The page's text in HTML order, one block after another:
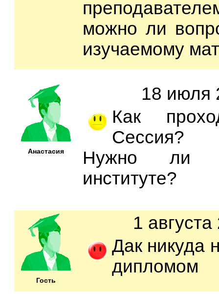
можно ли
изучаемому
Анастасия
18 июля
Как
Сессия?
Нужно ли
институте?
Гость
1
Дак никуда
дипломом